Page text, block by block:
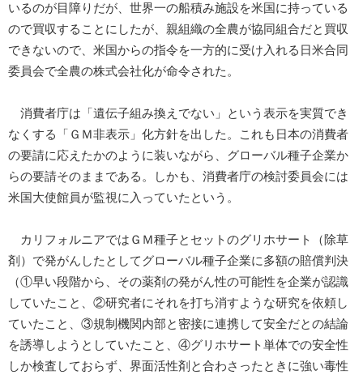
いるのが目障りだが、世界一の船積み施設を米国に持っている
ので買収することにしたが、親組織の全農が協同組合だと買収
できないので、米国からの指令を一方的に受け入れる日米合同
委員会で全農の株式会社化が命令された。
消費者庁は「遺伝子組み換えでない」という表示を実質でき
なくする「ＧＭ非表示」化方針を出した。これも日本の消費者
の要請に応えたかのように装いながら、グローバル種子企業か
らの要請そのままである。しかも、消費者庁の検討委員会には
米国大使館員が監視に入っていたという。
カリフォルニアではＧＭ種子とセットのグリホサート（除草
剤）で発がんしたとしてグローバル種子企業に多額の賠償判決
（①早い段階から、その薬剤の発がん性の可能性を企業が認識
していたこと、②研究者にそれを打ち消すような研究を依頼し
ていたこと、③規制機関内部と密接に連携して安全だとの結論
を誘導しようとしていたこと、④グリホサート単体での安全性
しか検査しておらず、界面活性剤と合わさったときに強い毒性